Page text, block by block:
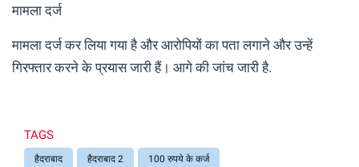
मामला दर्ज
मामला दर्ज कर लिया गया है और आरोपियों का पता लगाने और उन्हें
गिरफ्तार करने के प्रयास जारी हैं। आगे की जांच जारी है.
TAGS
हैदराबाद हैदराबाद 2 100 रुपये के कर्ज